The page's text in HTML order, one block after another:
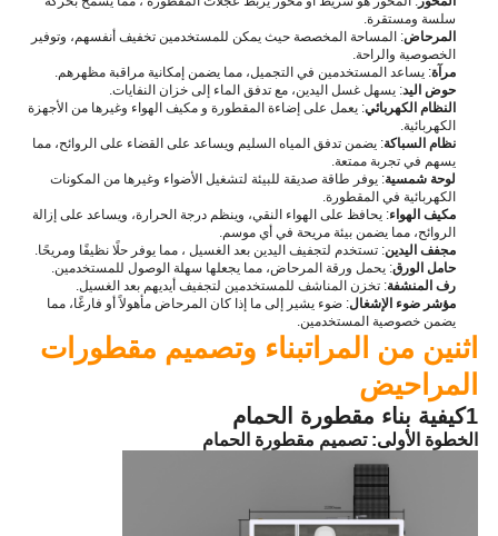
سلسة ومستقرة.
المرحاض: المساحة المخصصة حيث يمكن للمستخدمين تخفيف أنفسهم، وتوفير
الخصوصية والراحة.
مرآة: يساعد المستخدمين في التجميل، مما يضمن إمكانية مراقبة مظهرهم.
حوض اليد: يسهل غسل اليدين، مع تدفق الماء إلى خزان النفايات.
النظام الكهربائي: يعمل على إضاءة المقطورة و مكيف الهواء وغيرها من الأجهزة
الكهربائية.
نظام السباكة: يضمن تدفق المياه السليم ويساعد على القضاء على الروائح، مما
يسهم في تجربة ممتعة.
لوحة شمسية: يوفر طاقة صديقة للبيئة لتشغيل الأضواء وغيرها من المكونات
الكهربائية في المقطورة.
مكيف الهواء: يحافظ على الهواء النقي، وينظم درجة الحرارة، ويساعد على إزالة
الروائح، مما يضمن بيئة مريحة في أي موسم.
مجفف اليدين: تستخدم لتجفيف اليدين بعد الغسيل ، مما يوفر حلًا نظيفًا ومريحًا.
حامل الورق: يحمل ورقة المرحاض، مما يجعلها سهلة الوصول للمستخدمين.
رف المنشفة: تخزن المناشف للمستخدمين لتجفيف أيديهم بعد الغسيل.
مؤشر ضوء الإشغال: ضوء يشير إلى ما إذا كان المرحاض مأهولاً أو فارغًا، مما
يضمن خصوصية المستخدمين.
اثنين من المراتبناء وتصميم مقطورات
المراحيض
1كيفية بناء مقطورة الحمام
الخطوة الأولى: تصميم مقطورة الحمام